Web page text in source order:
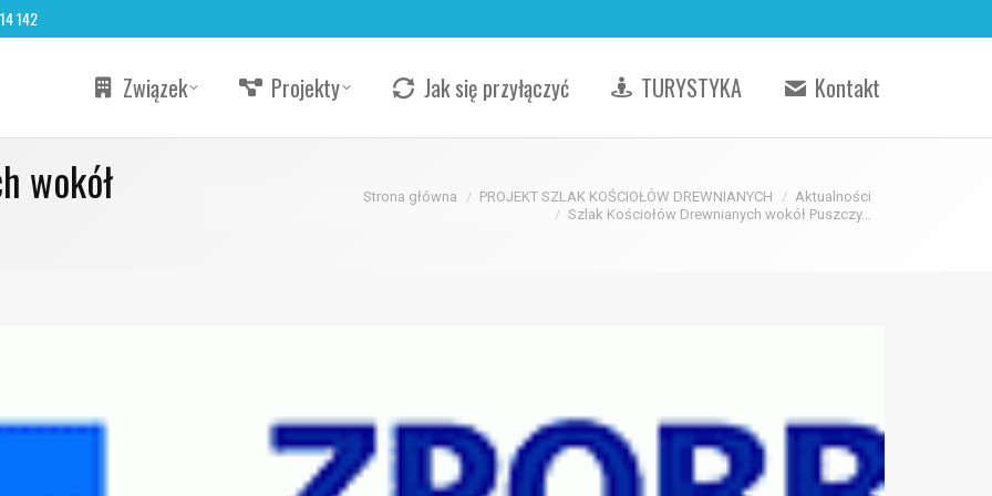
142
Związek Projekty Jak się przyłączyć TURYSTYKA Kontakt
wokół
Strona główna PROJEKT SZLAK KOŚCIOŁÓW DREWNIANYCH
Aktualności
Szlak Kościołów Drewnianych wokół Puszczy…